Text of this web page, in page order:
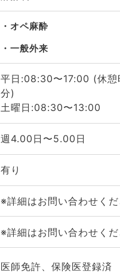
オペ麻酔
一般外来
平日:08:30〜17:00 (休憩
分)
土曜日:08:30〜13:00
週4.00日〜5.00日
有り
※詳細はお問い合わせく
※詳細はお問い合わせく
医師免許、保険医登録済